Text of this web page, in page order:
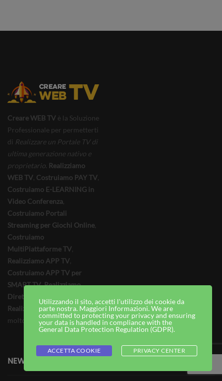
Creare WEB TV è la Soluzione
Professionale per permetterti
di Realizzare un Portale TV di
ultima generazione nativo e
proprietario. Realizziamo
WEB TV, Costruiamo PAY TV,
Costruiamo E-LEARNING in
Video Conferenza,
Costruiamo Portali
Streaming per Giochi Online,
Costruiamo
MultiPiattaforme TV,
Realizziamo APP TV,
Costruiamo APP TV per
SMART TV,Realizziamo
Dirette Streaming
Realizziamo Magazine TVe
molto altro
NEWS RECENTI
Utilizzando il sito, accetti l'utilizzo dei cookie da
parte nostra. Maggiori Informazioni. We are
committed to protecting your privacy and ensuring
your data is handled in compliance with the
General Data Protection Regulation (GDPR).
ACCETTA COOKIE PRIVACY CENTER